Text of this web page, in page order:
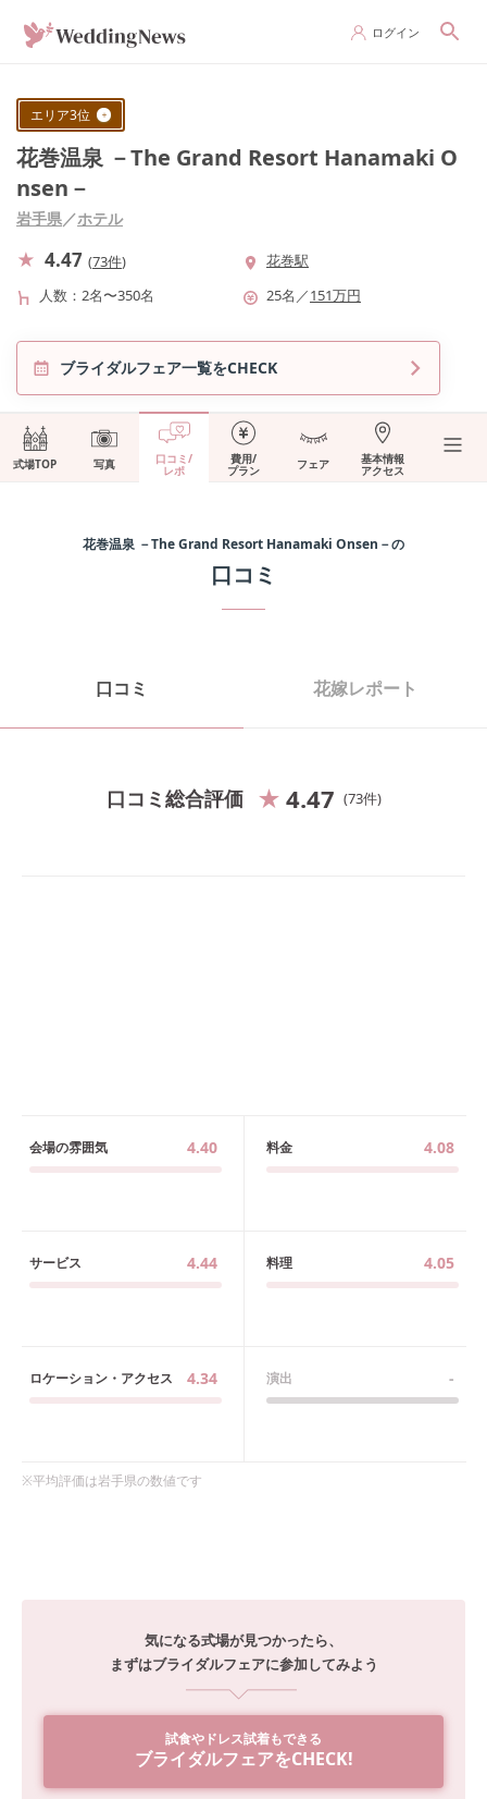
ログイン
エリア3位
花巻温泉 －The Grand Resort Hanamaki O
nsen－
岩手県／ホテル
4.47 (73件)
花巻駅
人数
2名〜350名 25名 ／151万円
ブライダルフェア一覧をCHECK
式場TOP 写真 口コミ/
レポ
費用/
プラン フェア 基本情報
アクセス
花巻温泉 －The Grand Resort Hanamaki Onsen－の
口コミ
口コミ 花嫁レポート
口コミ総合評価 4.47 73件
会場の雰囲気 4.40 料金 4.08
サービス 4.44 料理 4.05
ロケーション・アクセス 4.34 演出 -
※平均評価は岩手県の数値です
気になる式場が見つかったら、
まずはブライダルフェアに参加してみよう
試食やドレス試着もできる
ブライダルフェアをCHECK!